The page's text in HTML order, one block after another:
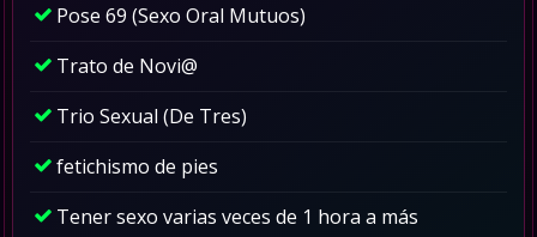
Pose 69 (Sexo Oral Mutuos)
Trato de Novi@
Trio Sexual (De Tres)
fetichismo de pies
Tener sexo varias veces de 1 hora a más